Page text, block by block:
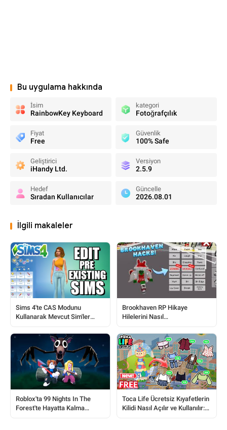
Bu uygulama hakkında
İsim
RainbowKey Keyboard
kategori
Fotoğrafçılık
Fiyat
Free
Güvenlik
100% Safe
Geliştirici
iHandy Ltd.
Versiyon
2.5.9
Hedef
Sıradan Kullanıcılar
Güncelle
2026.08.01
İlgili makaleler
Sims 4'te CAS Modunu
Kullanarak Mevcut Sim'ler
Brookhaven RP Hikaye
Hilelerini Nasıl
İçin Tam Rehber
Roblox'ta 99 Nights In The
Forest'te Hayatta Kalma
Toca Life Ücretsiz Kıyafetlerin
Kilidi Nasıl Açılır ve Kullanılır: